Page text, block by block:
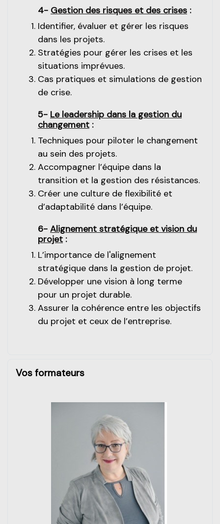
4- Gestion des risques et des crises :
Identifier, évaluer et gérer les risques
dans les projets.
Stratégies pour gérer les crises et les
situations imprévues.
Cas pratiques et simulations de gestion
de crise.
5- Le leadership dans la gestion du
changement :
Techniques pour piloter le changement
au sein des projets.
Accompagner l’équipe dans la
transition et la gestion des résistances.
Créer une culture de flexibilité et
d’adaptabilité dans l’équipe.
6- Alignement stratégique et vision du
projet :
L’importance de l'alignement
stratégique dans la gestion de projet.
Développer une vision à long terme
pour un projet durable.
Assurer la cohérence entre les objectifs
du projet et ceux de l’entreprise.
Vos formateurs